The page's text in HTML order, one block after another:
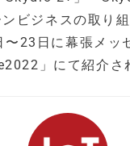
ビジネスの取り
23日に幕張メッ
」にて紹介さ